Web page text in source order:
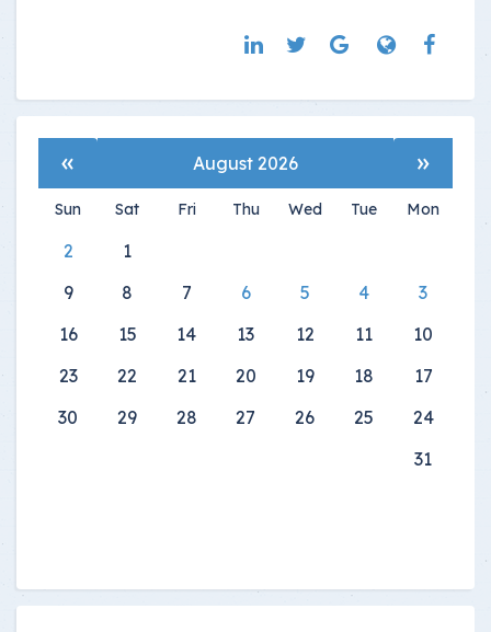
«
August 2026
»
Mon
Tue
Wed
Thu
Fri
Sat
Sun
1
2
3
4
5
6
7
8
9
10
11
12
13
14
15
16
17
18
19
20
21
22
23
24
25
26
27
28
29
30
31